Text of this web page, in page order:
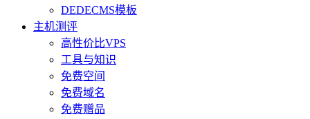
DEDECMS模板
主机测评
高性价比VPS
工具与知识
免费空间
免费域名
免费赠品